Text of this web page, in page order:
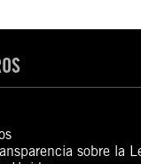
sobre la